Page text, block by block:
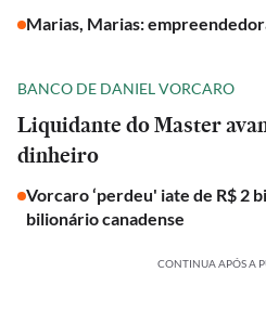
Marias, Marias:
BANCO DE DANIEL VORCARO
Liquidante do Master
dinheiro
Vorcaro ‘perdeu' iate de R$ 2
bilionário canadense
CONTINUA APÓS A